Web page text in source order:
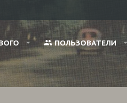
ПОЛЬЗОВАТЕЛИ